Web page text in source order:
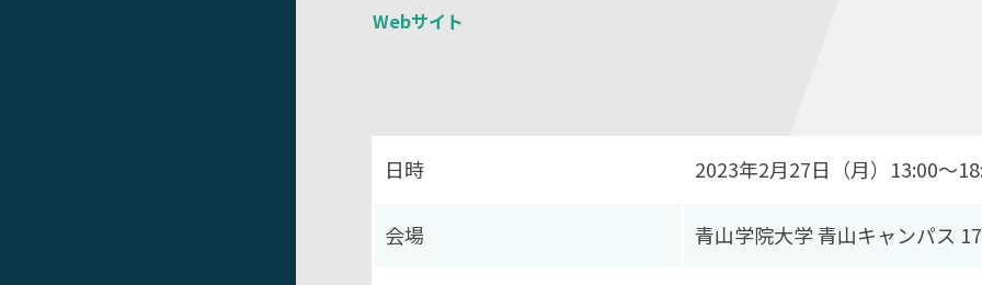
Webサイト
日時 2023年2月27日（月）13:00～
会場 青山学院大学 青山キャンパス